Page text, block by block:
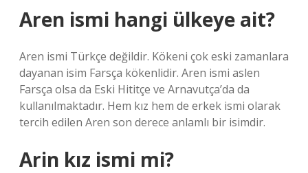
Aren ismi hangi ülkeye ait?
Aren ismi Türkçe değildir. Kökeni çok eski zamanlara
dayanan isim Farsça kökenlidir. Aren ismi aslen
Farsça olsa da Eski Hititçe ve Arnavutça’da da
kullanılmaktadır. Hem kız hem de erkek ismi olarak
tercih edilen Aren son derece anlamlı bir isimdir.
Arin kız ismi mi?